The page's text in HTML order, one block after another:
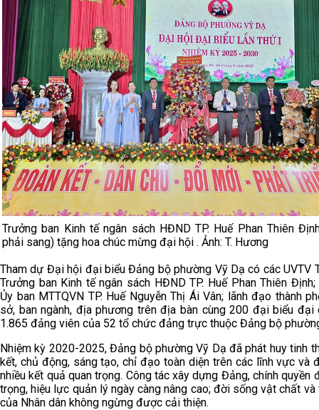
Trưởng ban Kinh tế ngân sách HĐND TP. Huế Phan Thiên
phải sang) tặng hoa chúc mừng đại hội . Ảnh: T. Hương
Tham dự Đại hội đại biểu Đảng bộ phường Vỹ Dạ có các UVTV
Trưởng ban Kinh tế ngân sách HĐND TP. Huế Phan Thiên
Ủy ban MTTQVN TP. Huế Nguyễn Thị Ái Vân; lãnh đạo thành
sở, ban ngành, địa phương trên địa bàn cùng 200 đại biểu đại
1.865 đảng viên của 52 tổ chức đảng trực thuộc Đảng bộ
Nhiệm kỳ 2020-2025, Đảng bộ phường Vỹ Dạ đã phát huy tinh
kết, chủ động, sáng tạo, chỉ đạo toàn diện trên các lĩnh vực và
nhiều kết quả quan trọng. Công tác xây dựng Đảng, chính quyền
trọng, hiệu lực quản lý ngày càng nâng cao; đời sống vật chất và
của Nhân dân không ngừng được cải thiện.